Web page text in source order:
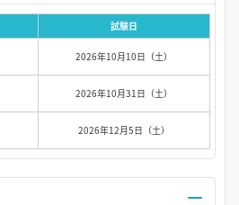
試験日
2026年10月10日（土）
2026年10月31日（土）
2026年12月5日（土）